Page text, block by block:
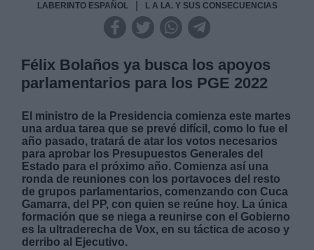
LABERINTO ESPAÑOL L A I.A. Y SUS CONSECUENCIAS
Félix Bolaños ya busca los apoyos
parlamentarios para los PGE 2022
El ministro de la Presidencia comienza este martes
una ardua tarea que se prevé difícil, como lo fue el
año pasado, tratará de atar los votos necesarios
para aprobar los Presupuestos Generales del
Estado para el próximo año. Comienza así una
ronda de reuniones con los portavoces del resto
de grupos parlamentarios, comenzando con Cuca
Gamarra, del PP, con quien se reúne hoy. La única
formación que se niega a reunirse con el Gobierno
es la ultraderecha de Vox, en su táctica de acoso y
derribo al Ejecutivo.
Legitimación:
Destinatarios:
Derechos: